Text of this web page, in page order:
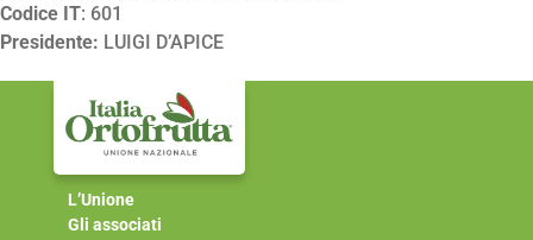
Codice IT: 601
Presidente: LUIGI D’APICE
L’Unione
Gli associati